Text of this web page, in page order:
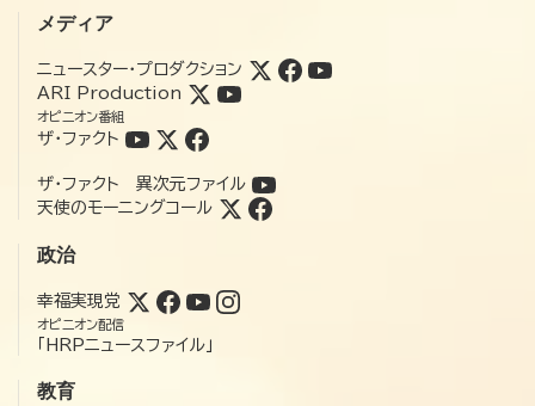
メディア
ニュースター・プロダクション
ARI Production
オピニオン番組
ザ・ファクト
ザ・ファクト 異次元ファイル
天使のモーニングコール
政治
幸福実現党
オピニオン配信
「HRPニュースファイル」
教育